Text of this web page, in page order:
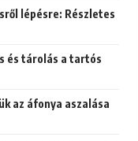
lépésre: Részletes
és tárolás a tartós
az áfonya aszalása